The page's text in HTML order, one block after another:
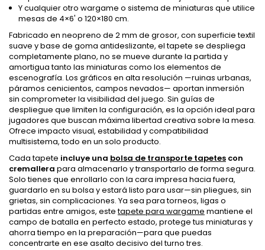
Y cualquier otro wargame o sistema de miniaturas que utilice
mesas de 4×6' o 120×180 cm.
Fabricado en neopreno de 2 mm de grosor, con superficie textil
suave y base de goma antideslizante, el tapete se despliega
completamente plano, no se mueve durante la partida y
amortigua tanto las miniaturas como los elementos de
escenografía. Los gráficos en alta resolución —ruinas urbanas,
páramos cenicientos, campos nevados— aportan inmersión
sin comprometer la visibilidad del juego. Sin guías de
despliegue que limiten la configuración, es la opción ideal para
jugadores que buscan máxima libertad creativa sobre la mesa.
Ofrece impacto visual, estabilidad y compatibilidad
multisistema, todo en un solo producto.
Cada tapete incluye una bolsa de transporte tapetes con
cremallera para almacenarlo y transportarlo de forma segura.
Solo tienes que enrollarlo con la cara impresa hacia fuera,
guardarlo en su bolsa y estará listo para usar—sin pliegues, sin
grietas, sin complicaciones. Ya sea para torneos, ligas o
partidas entre amigos, estetapete para wargame mantiene el
campo de batalla en perfecto estado, protege tus miniaturas y
ahorra tiempo en la preparación—para que puedas
concentrarte en ese asalto decisivo del turno tres.